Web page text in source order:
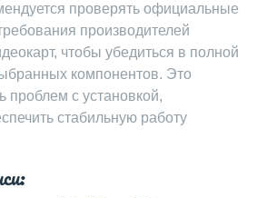
проверять официальные
производителей
чтобы убедиться в полной
компонентов. Это
проблем с установкой,
стабильную работу